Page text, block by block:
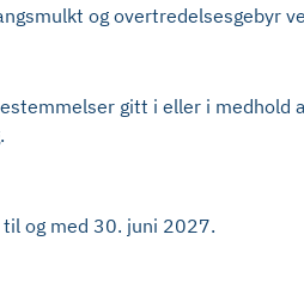
og overtredelsesgebyr
gitt i eller i
og med 30. juni 2027.